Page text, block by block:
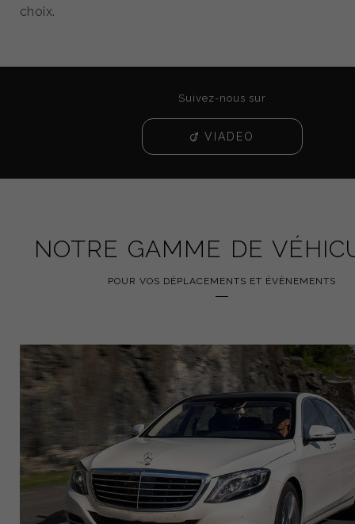
choix.
Suivez-nous sur
VIADEO
NOTRE GAMME DE
POUR VOS DÉPLACEMENTS ET ÉVÈNEMENTS